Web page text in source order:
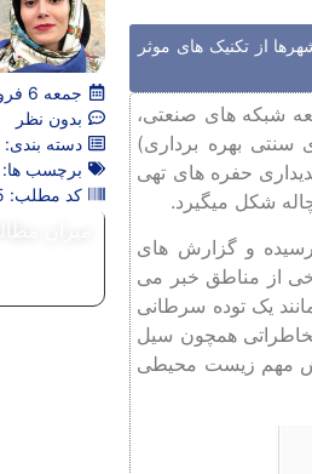
از تکنیک های موثر
شبکه ‌های صنعتی،
سنتی بهره برداری)
حفره های تهی
شکل میگیرد.
جهان) رسیده و گزارش های
برابر شرایط بحرانی) در برخی از مناطق خبر می
فرونشست همانند یک توده سرطانی
همچون سیل
مهم زیست محیطی
جمعه 6 فروردین 1400
بدون نظر
دسته بندی:
برچسب ها:
کد مطلب: 7545